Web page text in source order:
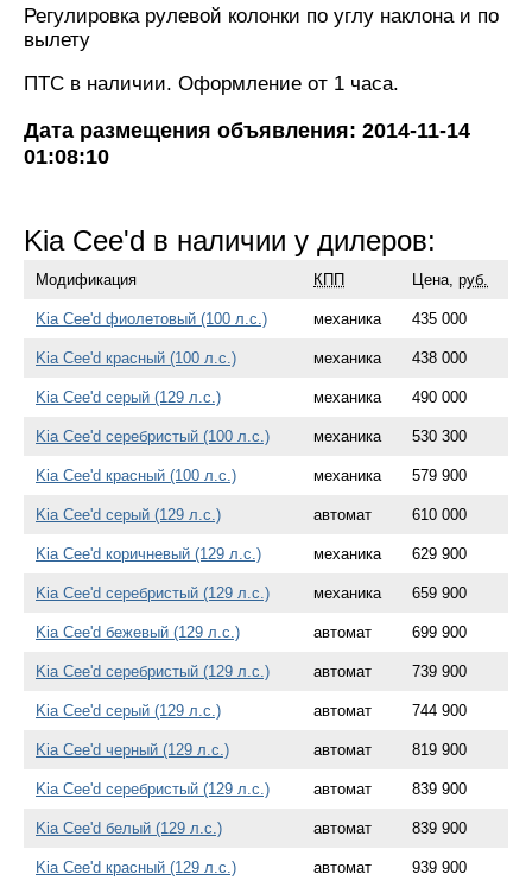
Регулировка рулевой колонки по углу наклона и по
вылету
ПТС в наличии. Оформление от 1 часа.
Дата размещения объявления: 2014-11-14
01:08:10
Kia Cee'd в наличии у дилеров:
Модификация КПП Цена, руб.
Kia Cee'd фиолетовый (100 л.с.) механика 435 000
Kia Cee'd красный (100 л.с.) механика 438 000
Kia Cee'd серый (129 л.с.) механика 490 000
Kia Cee'd серебристый (100 л.с.) механика 530 300
Kia Cee'd красный (100 л.с.) механика 579 900
Kia Cee'd серый (129 л.с.) автомат 610 000
Kia Cee'd коричневый (129 л.с.) механика 629 900
Kia Cee'd серебристый (129 л.с.) механика 659 900
Kia Cee'd бежевый (129 л.с.) автомат 699 900
Kia Cee'd серебристый (129 л.с.) автомат 739 900
Kia Cee'd серый (129 л.с.) автомат 744 900
Kia Cee'd черный (129 л.с.) автомат 819 900
Kia Cee'd серебристый (129 л.с.) автомат 839 900
Kia Cee'd белый (129 л.с.) автомат 839 900
Kia Cee'd красный (129 л.с.) автомат 939 900